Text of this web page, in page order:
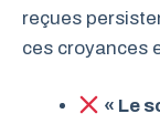
reçues
ces croyances
« Le